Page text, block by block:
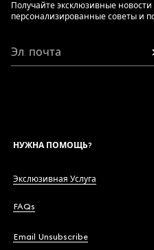
Получайте эксклюзивные новости
персонализированные советы и
Эл. почта
НУЖНА ПОМОЩЬ?
Экслюзивная Услуга
FAQs
Email Unsubscribe